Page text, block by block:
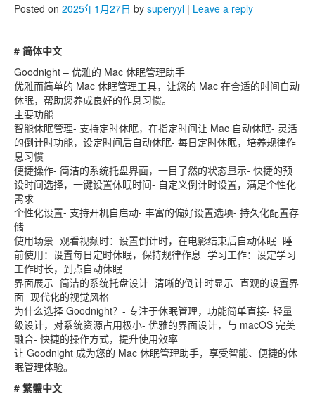
Posted on 2025年1月27日 by superyyl | Leave a reply
# 简体中文
Goodnight – 优雅的 Mac 休眠管理助手
优雅而简单的 Mac 休眠管理工具，让您的 Mac 在合适的时间自动
休眠，帮助您养成良好的作息习惯。
主要功能
智能休眠管理- 支持定时休眠，在指定时间让 Mac 自动休眠- 灵活
的倒计时功能，设定时间后自动休眠- 每日定时休眠，培养规律作
息习惯
便捷操作- 简洁的系统托盘界面，一目了然的状态显示- 快捷的预
设时间选择，一键设置休眠时间- 自定义倒计时设置，满足个性化
需求
个性化设置- 支持开机自启动- 丰富的偏好设置选项- 持久化配置存
储
使用场景- 观看视频时：设置倒计时，在电影结束后自动休眠- 睡
前使用：设置每日定时休眠，保持规律作息- 学习工作：设定学习
工作时长，到点自动休眠
界面展示- 简洁的系统托盘设计- 清晰的倒计时显示- 直观的设置界
面- 现代化的视觉风格
为什么选择 Goodnight？- 专注于休眠管理，功能简单直接- 轻量
级设计，对系统资源占用极小- 优雅的界面设计，与 macOS 完美
融合- 快捷的操作方式，提升使用效率
让 Goodnight 成为您的 Mac 休眠管理助手，享受智能、便捷的休
眠管理体验。
# 繁體中文